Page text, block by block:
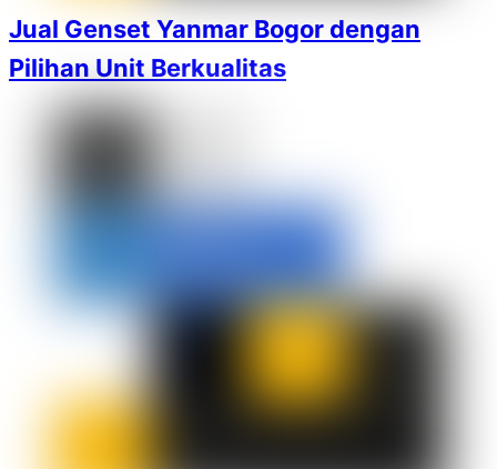
Jual Genset Yanmar Bogor dengan
Pilihan Unit Berkualitas